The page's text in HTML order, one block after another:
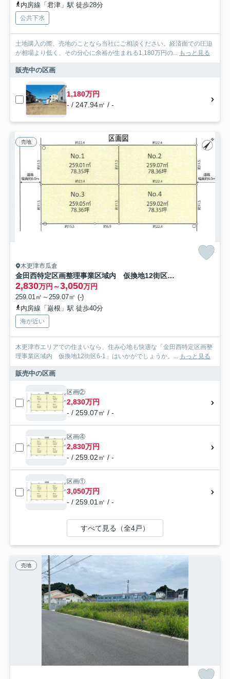
内房線「君津」駅 徒歩28分
公共下水
土地購入の際、売地のことなら当社にご相談ください。経済面での圧迫
が相場より低く、その分心に余裕が生まれる1,180万円の... もっと見る
販売中の区画
1,180万円
- / 247.94㎡ / -
売地
木更津市瓜倉
金田西特定区画整理事業区域内 仮換地12街区6-1
2,830万円～3,050万円
259.01㎡～259.07㎡ (-)
内房線「巌根」駅 徒歩40分
海が近い
木更津市エリアでの住まいなら、住み心地も快適な「金田西特定区画整
理事業区域内 仮換地12街区6-1」はいかがでしょうか。... もっと見る
販売中の区画
区画②
2,830万円
- / 259.07㎡ / -
区画④
2,830万円
- / 259.02㎡ / -
区画①
3,050万円
- / 259.01㎡ / -
すべて見る（全4戸）
売地